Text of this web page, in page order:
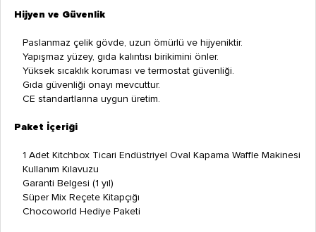
Hijyen ve Güvenlik
Paslanmaz çelik gövde, uzun ömürlü ve hijyeniktir.
Yapışmaz yüzey, gıda kalıntısı birikimini önler.
Yüksek sıcaklık koruması ve termostat güvenliği.
Gıda güvenliği onayı mevcuttur.
CE standartlarına uygun üretim.
Paket İçeriği
1 Adet Kitchbox Ticari Endüstriyel Oval Kapama Waffle Makinesi
Kullanım Kılavuzu
Garanti Belgesi (1 yıl)
Süper Mix Reçete Kitapçığı
Chocoworld Hediye Paketi